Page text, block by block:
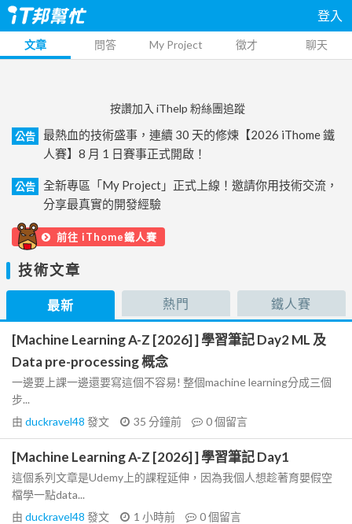
登入
文章 問答 My Project 徵才 聊天
按讚加入 iThelp 粉絲團追蹤
公告
最熱血的技術盛事，連續 30 天的修煉【2026 iThome 鐵
人賽】8 月 1 日賽事正式開啟！
公告
全新專區「My Project」正式上線！邀請你用技術交流，
分享最真實的開發經驗
前往 iThome鐵人賽
技術文章
最新 熱門 鐵人賽
[Machine Learning A-Z [2026] ] 學習筆記 Day2 ML 及
Data pre-processing 概念
一邊要上課一邊還要寫這個不容易! 整個machine learning分成三個
步...
由 duckravel48 發文 35 分鐘前 0個留言
[Machine Learning A-Z [2026] ] 學習筆記 Day1
這個系列文章是Udemy上的課程延伸，因為我個人想趁著育嬰假空
檔學一點data...
由 duckravel48 發文 1 小時前 0個留言